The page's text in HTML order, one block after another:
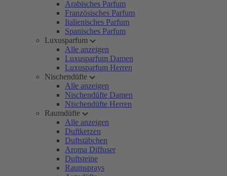
Arabisches Parfum
Französisches Parfum
Italienisches Parfum
Spanisches Parfum
Luxusparfum
Alle anzeigen
Luxusparfum Damen
Luxusparfum Herren
Nischendüfte
Alle anzeigen
Nischendüfte Damen
Nischendüfte Herren
Raumdüfte
Alle anzeigen
Duftkerzen
Duftstäbchen
Aroma Diffuser
Duftsteine
Raumsprays